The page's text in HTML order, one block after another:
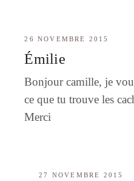
26 NOVEMBRE 2015
Émilie
Bonjour camille, je
ce que tu trouve les
Merci
27 NOVEMBRE 2015